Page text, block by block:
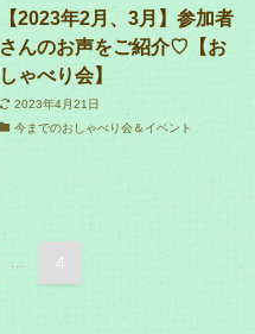
【2023年2月、3月】参加者
さんのお声をご紹介♡【お
しゃべり会】
2023年4月21日
今までのおしゃべり会＆イベント
4